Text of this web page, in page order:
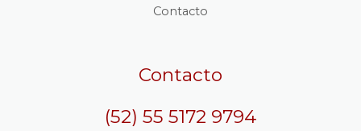
Contacto
Contacto
(52) 55 5172 9794